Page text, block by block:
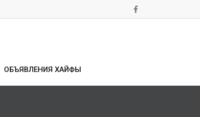
ОБЪЯВЛЕНИЯ ХАЙФЫ